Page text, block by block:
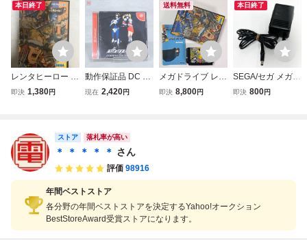
本日終了
レンタヒーロー R
ENT A HERO メガ
即決 1,380円
動作保証品 DC ド
リキャス レンタヒ
現在 2,420円
送料無料
メガドライブ レン
タヒーロー Meg
即決 8,800円
本日終了
SEGA/セガ メガド
ライブ・ゲームギ
即決 800円
ストア 落札率が高い
＊ ＊ ＊ ＊ ＊ さん
評価 98916
年間ベストストア
各分野の年間ベストストアを決定するYahoo!オークション
BestStoreAward受賞ストアになります。